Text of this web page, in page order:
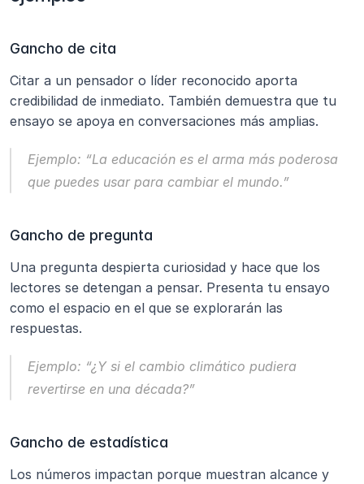
Gancho de cita
Citar a un pensador o líder reconocido aporta
credibilidad de inmediato. También demuestra que tu
ensayo se apoya en conversaciones más amplias.
Ejemplo: “La educación es el arma más poderosa
que puedes usar para cambiar el mundo.”
Gancho de pregunta
Una pregunta despierta curiosidad y hace que los
lectores se detengan a pensar. Presenta tu ensayo
como el espacio en el que se explorarán las
respuestas.
Ejemplo: “¿Y si el cambio climático pudiera
revertirse en una década?”
Gancho de estadística
Los números impactan porque muestran alcance y